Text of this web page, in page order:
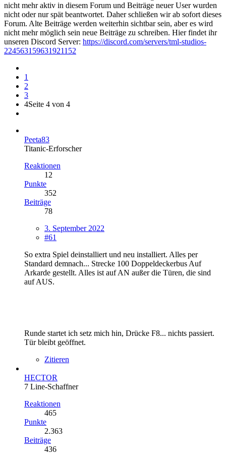
nicht mehr aktiv in diesem Forum und Beiträge neuer User wurden
nicht oder nur spät beantwortet. Daher schließen wir ab sofort dieses
Forum. Alte Beiträge werden weiterhin sichtbar sein, aber es wird
nicht mehr möglich sein neue Beiträge zu schreiben. Hier findet ihr
unseren Discord Server: https://discord.com/servers/tml-studios-
224563159631921152
1
2
3
4Seite 4 von 4
Peeta83
Titanic-Erforscher
Reaktionen
12
Punkte
352
Beiträge
78
3. September 2022
#61
So extra Spiel deinstalliert und neu installiert. Alles per
Standard demnach... Strecke 100 Doppeldeckerbus Auf
Arkarde gestellt. Alles ist auf AN außer die Türen, die sind
auf AUS.
Runde startet ich setz mich hin, Drücke F8... nichts passiert.
Tür bleibt geöffnet.
Zitieren
HECTOR
7 Line-Schaffner
Reaktionen
465
Punkte
2.363
Beiträge
436